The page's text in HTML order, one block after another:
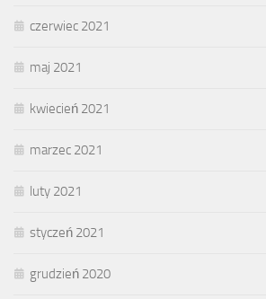
czerwiec 2021
maj 2021
kwiecień 2021
marzec 2021
luty 2021
styczeń 2021
grudzień 2020